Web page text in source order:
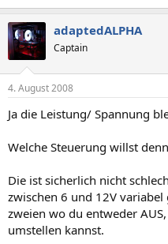
adaptedALPHA
Captain
4. August 2008
Ja die Leistung/ Spannung
Welche Steuerung willst
Die ist sicherlich nicht
zwischen 6 und 12V
zweien wo du entweder
umstellen kannst.